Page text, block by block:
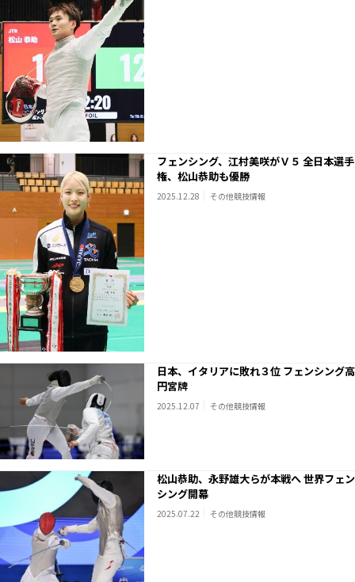
フェンシング、江村美咲がＶ５ 全日本選手
権、松山恭助も優勝
2025.12.28 その他競技情報
日本、イタリアに敗れ３位 フェンシング高
円宮牌
2025.12.07 その他競技情報
松山恭助、永野雄大らが本戦へ 世界フェン
シング開幕
2025.07.22 その他競技情報